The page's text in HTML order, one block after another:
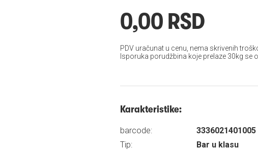
0,00 RSD
PDV uračunat u cenu, nema skrivenih
Isporuka porudžbina koje prelaze 30kg se
Karakteristike:
barcode:
3336021401005
Tip:
Bar u klasu